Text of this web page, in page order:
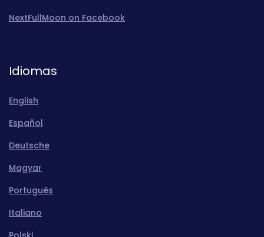
NextFullMoon on Facebook
Idiomas
English
Español
Deutsche
Magyar
Português
Italiano